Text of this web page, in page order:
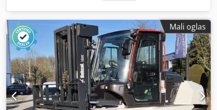
Mali oglas